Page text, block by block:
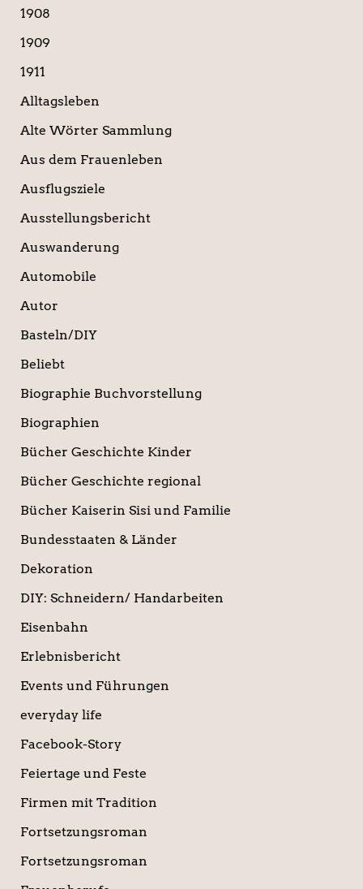
n
a
h
1908
1909
1911
Alltagsleben
Alte Wörter Sammlung
Aus dem Frauenleben
Ausflugsziele
Ausstellungsbericht
Auswanderung
Automobile
Autor
Basteln/DIY
Beliebt
Biographie Buchvorstellung
Biographien
Bücher Geschichte Kinder
Bücher Geschichte regional
Bücher Kaiserin Sisi und Familie
Bundesstaaten & Länder
Dekoration
DIY: Schneidern/ Handarbeiten
Eisenbahn
Erlebnisbericht
Events und Führungen
everyday life
Facebook-Story
Feiertage und Feste
Firmen mit Tradition
Fortsetzungsroman
Fortsetzungsroman